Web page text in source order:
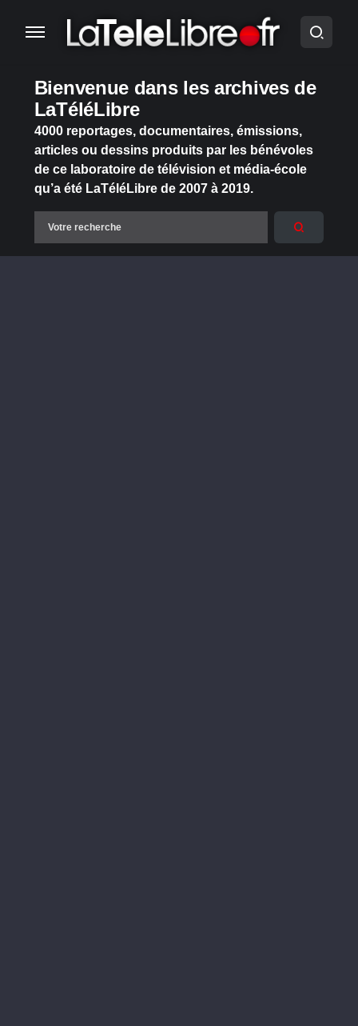
Bienvenue dans les archives de
LaTéléLibre
4000 reportages, documentaires, émissions,
articles ou dessins produits par les bénévoles
de ce laboratoire de télévision et média-école
qu’a été LaTéléLibre de 2007 à 2019.